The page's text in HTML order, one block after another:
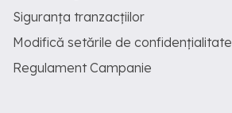
Siguranța tranzacțiilor
Modifică setările de confidențialitate
Regulament Campanie